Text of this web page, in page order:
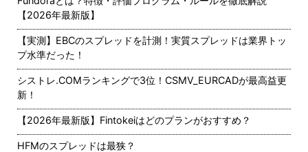
【2026年最新版】
【実測】EBCのスプレッドを計測！実質スプレッドは業界トッ
プ水準だった！
シストレ.COMランキングで3位！CSMV_EURCADが最高益更
新！
【2026年最新版】Fintokeiはどのプランがおすすめ？
HFMのスプレッドは最狭？